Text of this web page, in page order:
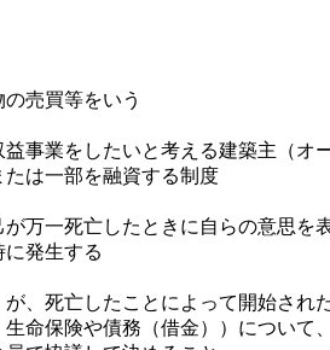
売買等をいう
事業をしたいと考える建築主（オ
は一部を融資する制度
万一死亡したときに自らの意思を
発生する
、死亡したことによって開始され
命保険や債務（借金））について